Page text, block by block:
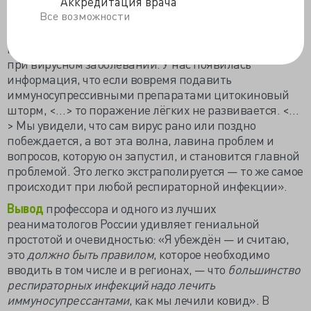
Все возможности
быстрее, эффективнее».
клиницистов, <…> что иммуносупрессия эффективна
при вирусном заболевании. У нас появилась
информация, что если вовремя подавить
иммуносупрессивными препаратами цитокиновый
шторм, <…> то поражение лёгких не развивается. <…
> Мы увидели, что сам вирус рано или поздно
побеждается, а вот эта волна, лавина проблем и
вопросов, которую он запустил, и становится главной
проблемой. Это легко экстраполируется — то же самое
происходит при любой респираторной инфекции».
Вывод профессора и одного из лучших
реаниматологов России удивляет гениальной
простотой и очевидностью: «Я убеждён — и считаю,
это должно быть правилом, которое необходимо
вводить в том числе и в регионах, — что большинство
респираторных инфекций надо лечить
иммуносупрессантами, как мы лечили ковид». В